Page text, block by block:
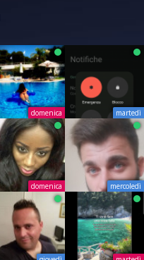
domenica martedì
domenica mercoledì